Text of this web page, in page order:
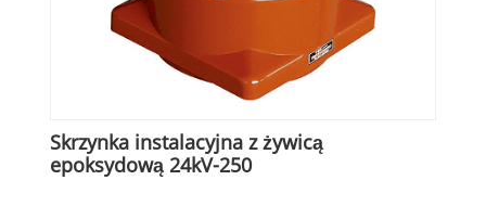
Skrzynka instalacyjna z żywicą
epoksydową 24kV-250